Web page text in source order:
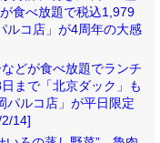
食べ放題で税込1,979
ルコ店」が4周年の大感
どが食べ放題でランチ
まで「北京ダック」も
パルコ店」が平日限定
14]